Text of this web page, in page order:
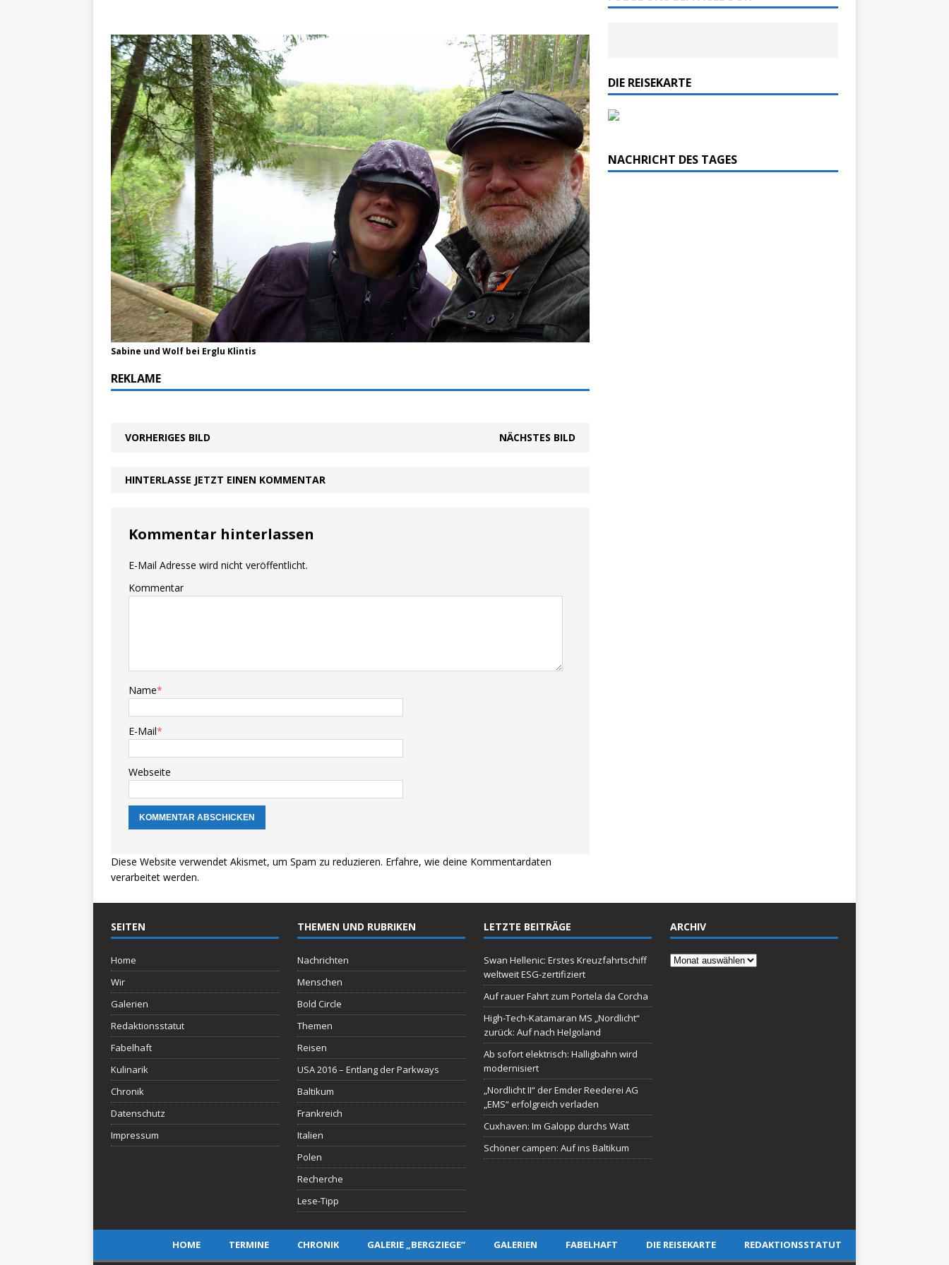
Sabine und Wolf bei Erglu Klintis
REKLAME
VORHERIGES BILD NÄCHSTES BILD
HINTERLASSE JETZT EINEN KOMMENTAR
Kommentar hinterlassen
E-Mail Adresse wird nicht veröffentlicht.
Kommentar
Name*
E-Mail*
Webseite
Diese Website verwendet Akismet, um Spam zu reduzieren. Erfahre, wie deine Kommentardaten
verarbeitet werden.
DIE REISEKARTE
NACHRICHT DES TAGES
SEITEN
Home
Wir
Galerien
Redaktionsstatut
Fabelhaft
Kulinarik
Chronik
Datenschutz
Impressum
THEMEN UND RUBRIKEN
Nachrichten
Menschen
Bold Circle
Themen
Reisen
USA 2016 – Entlang der Parkways
Baltikum
Frankreich
Italien
Polen
Recherche
Lese-Tipp
LETZTE BEITRÄGE
Swan Hellenic: Erstes Kreuzfahrtschiff
weltweit ESG-zertifiziert
Auf rauer Fahrt zum Portela da Corcha
High-Tech-Katamaran MS „Nordlicht“
zurück: Auf nach Helgoland
Ab sofort elektrisch: Halligbahn wird
modernisiert
„Nordlicht II“ der Emder Reederei AG
„EMS“ erfolgreich verladen
Cuxhaven: Im Galopp durchs Watt
Schöner campen: Auf ins Baltikum
ARCHIV
Archiv
HOME TERMINE CHRONIK GALERIE „BERGZIEGE“ GALERIEN FABELHAFT DIE REISEKARTE REDAKTIONSSTATUT